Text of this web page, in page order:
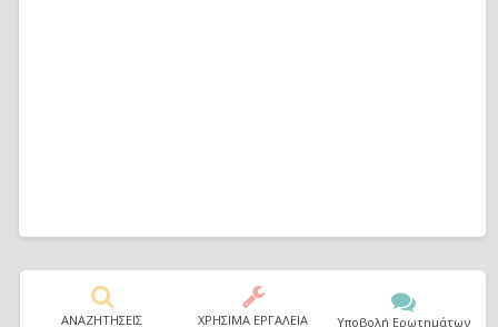
ΑΝΑΖΗΤΗΣΕΙΣ ΧΡΗΣΙΜΑ ΕΡΓΑΛΕΙΑ Υποβολή Ερωτημάτων